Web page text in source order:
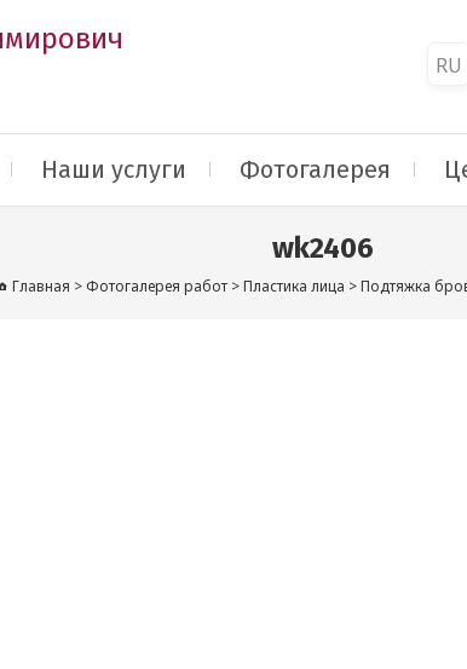
RU
Наши услуги Фотогалерея
wk2406
Главная > Фотогалерея работ>Пластика лица >Подтяжка